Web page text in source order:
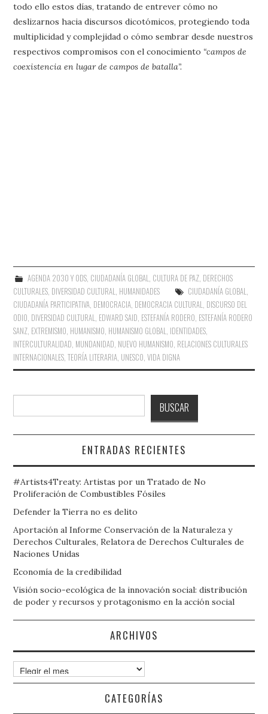
todo ello estos días, tratando de entrever cómo no
deslizarnos hacia discursos dicotómicos, protegiendo toda
multiplicidad y complejidad o cómo sembrar desde nuestros
respectivos compromisos con el conocimiento “campos de
coexistencia en lugar de campos de batalla”.
AGENDA 2030 Y ODS, CIUDADANÍA GLOBAL CULTURA DE PAZ, DERECHOS
CULTURALES DIVERSIDAD CULTURAL HUMANIDADES CIUDADANÍA GLOBAL
CIUDADANÍA PARTICIPATIVA DEMOCRACIA DEMOCRACIA CULTURAL DISCURSO DEL
ODIO DIVERSIDAD CULTURAL EDWARD SAID ESTEFANÍA RODERO ESTEFANÍA RODERO
SANZ EXTREMISMO HUMANISMO HUMANISMO GLOBAL IDENTIDADES
INTERCULTURALIDAD MUNDANIDAD NUEVO HUMANISMO RELACIONES CULTURALES
INTERNACIONALES ,TEORÍA LITERARIA UNESCO ,VIDA DIGNA
BUSCAR
ENTRADAS RECIENTES
#Artists4Treaty: Artistas por un Tratado de No
Proliferación de Combustibles Fósiles
Defender la Tierra no es delito
Aportación al Informe Conservación de la Naturaleza y
Derechos Culturales, Relatora de Derechos Culturales de
Naciones Unidas
Economía de la credibilidad
Visión socio-ecológica de la innovación social: distribución
de poder y recursos y protagonismo en la acción social
ARCHIVOS
Archivos
CATEGORÍAS